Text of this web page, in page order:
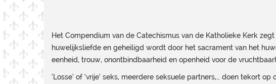
Het Compendium van de Catechismus van de Katholieke Kerk
huwelijksliefde en geheiligd wordt door het sacrament van het
eenheid, trouw, onontbindbaarheid en openheid voor de
‘Losse’ of ‘vrije’ seks, meerdere seksuele partners,… doen tekort